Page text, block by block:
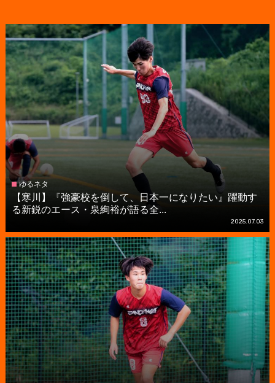
ゆるネタ
【寒川】『強豪校を倒して、日本一になりたい』躍動す
る新鋭のエース・泉絢裕が語る全...
2025.07.03